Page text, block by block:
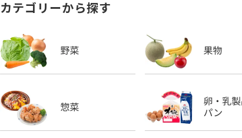
カテゴリーから探す